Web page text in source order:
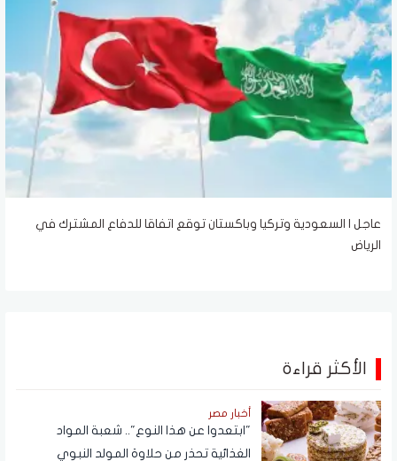
عاجل | السعودية وتركيا وباكستان توقع اتفاقا للدفاع المشترك في
الرياض
الأكثر قراءة
أخبار مصر
"ابتعدوا عن هذا النوع".. شعبة المواد
الغذائية تحذر من حلاوة المولد النبوي